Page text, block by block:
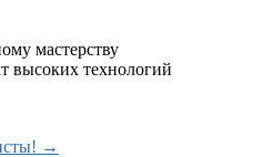
мастерству
высоких технологий
→